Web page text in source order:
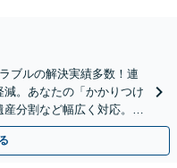
ブルの解決実績多数！連
。あなたの「かかりつけ
分割など幅広く対応。お
分無料】